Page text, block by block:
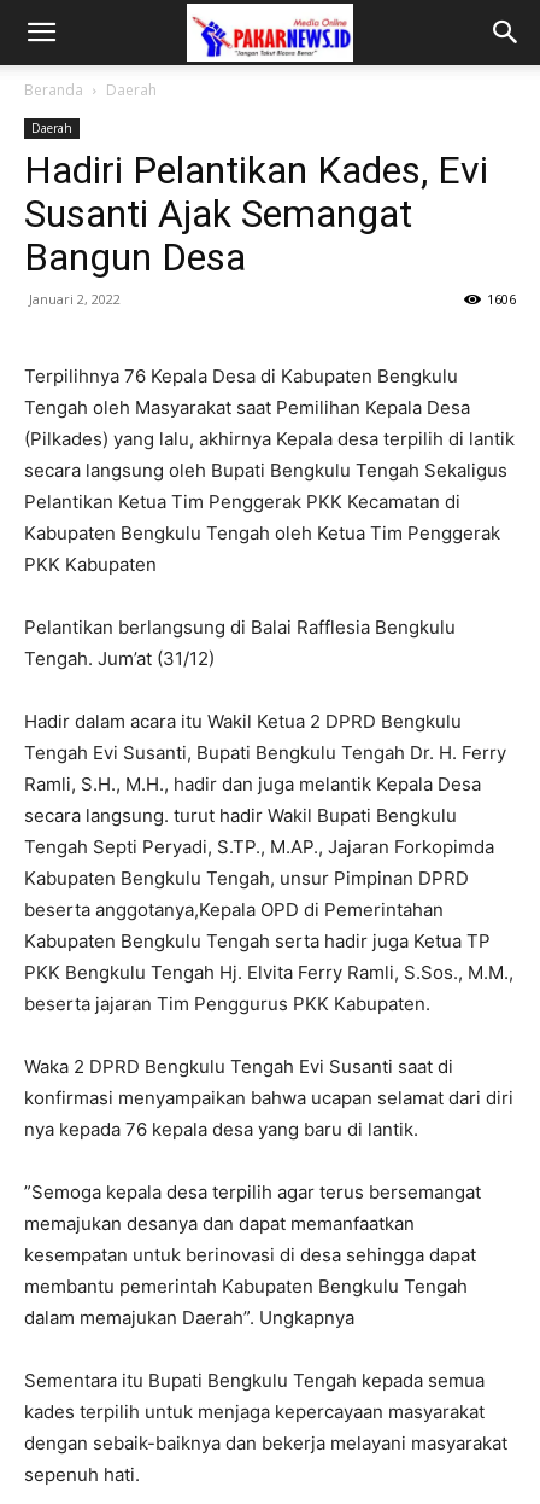
Beranda Daerah
Daerah
Hadiri Pelantikan Kades, Evi
Susanti Ajak Semangat
Bangun Desa
Januari 2, 2022 1606
Terpilihnya 76 Kepala Desa di Kabupaten Bengkulu
Tengah oleh Masyarakat saat Pemilihan Kepala Desa
(Pilkades) yang lalu, akhirnya Kepala desa terpilih di lantik
secara langsung oleh Bupati Bengkulu Tengah Sekaligus
Pelantikan Ketua Tim Penggerak PKK Kecamatan di
Kabupaten Bengkulu Tengah oleh Ketua Tim Penggerak
PKK Kabupaten
Pelantikan berlangsung di Balai Rafflesia Bengkulu
Tengah. Jum’at (31/12)
Hadir dalam acara itu Wakil Ketua 2 DPRD Bengkulu
Tengah Evi Susanti, Bupati Bengkulu Tengah Dr. H. Ferry
Ramli, S.H., M.H., hadir dan juga melantik Kepala Desa
secara langsung. turut hadir Wakil Bupati Bengkulu
Tengah Septi Peryadi, S.TP., M.AP., Jajaran Forkopimda
Kabupaten Bengkulu Tengah, unsur Pimpinan DPRD
beserta anggotanya,Kepala OPD di Pemerintahan
Kabupaten Bengkulu Tengah serta hadir juga Ketua TP
PKK Bengkulu Tengah Hj. Elvita Ferry Ramli, S.Sos., M.M.,
beserta jajaran Tim Penggurus PKK Kabupaten.
Waka 2 DPRD Bengkulu Tengah Evi Susanti saat di
konfirmasi menyampaikan bahwa ucapan selamat dari diri
nya kepada 76 kepala desa yang baru di lantik.
”Semoga kepala desa terpilih agar terus bersemangat
memajukan desanya dan dapat memanfaatkan
kesempatan untuk berinovasi di desa sehingga dapat
membantu pemerintah Kabupaten Bengkulu Tengah
dalam memajukan Daerah”. Ungkapnya
Sementara itu Bupati Bengkulu Tengah kepada semua
kades terpilih untuk menjaga kepercayaan masyarakat
dengan sebaik-baiknya dan bekerja melayani masyarakat
sepenuh hati.